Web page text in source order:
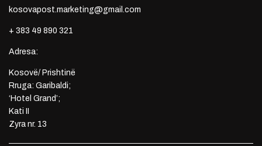
kosovapost.marketing@gmail.com
+ 383 49 890 321
Adresa:
Kosovë/ Prishtinë
Rruga: Garibaldi;
‘Hotel Grand’;
Kati II
Zyra nr. 13